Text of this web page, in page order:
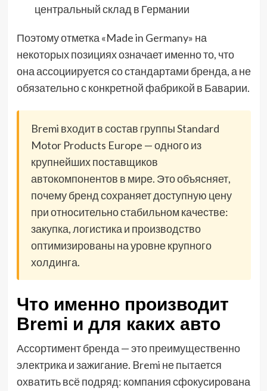
центральный склад в Германии
Поэтому отметка «Made in Germany» на
некоторых позициях означает именно то, что
она ассоциируется со стандартами бренда, а не
обязательно с конкретной фабрикой в Баварии.
Bremi входит в состав группы Standard
Motor Products Europe — одного из
крупнейших поставщиков
автокомпонентов в мире. Это объясняет,
почему бренд сохраняет доступную цену
при относительно стабильном качестве:
закупка, логистика и производство
оптимизированы на уровне крупного
холдинга.
Что именно производит
Bremi и для каких авто
Ассортимент бренда — это преимущественно
электрика и зажигание. Bremi не пытается
охватить всё подряд: компания сфокусирована